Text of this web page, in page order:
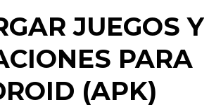
JUEGOS Y
PARA
(APK)